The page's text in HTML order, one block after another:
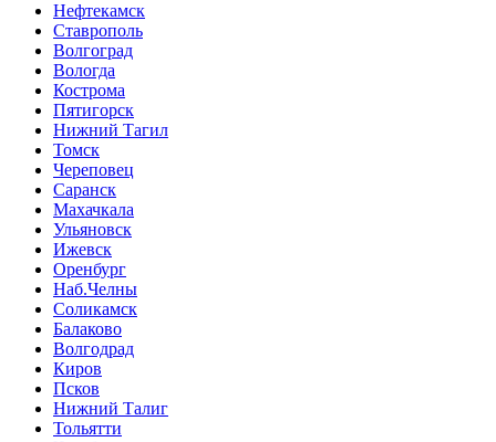
Нефтекамск
Ставрополь
Волгоград
Вологда
Кострома
Пятигорск
Нижний Тагил
Томск
Череповец
Саранск
Махачкала
Ульяновск
Ижевск
Оренбург
Наб.Челны
Соликамск
Балаково
Волгодрад
Киров
Псков
Нижний Талиг
Тольятти